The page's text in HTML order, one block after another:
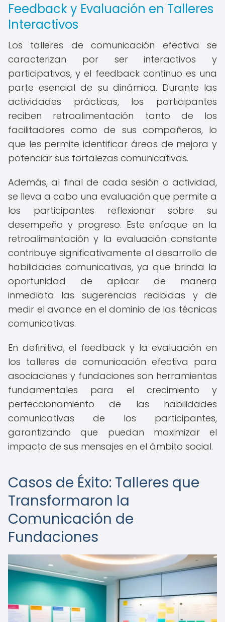
Feedback y Evaluación en Talleres
Interactivos
Los talleres de comunicación efectiva se
caracterizan por ser interactivos y
participativos, y el feedback continuo es una
parte esencial de su dinámica. Durante las
actividades prácticas, los participantes
reciben retroalimentación tanto de los
facilitadores como de sus compañeros, lo
que les permite identificar áreas de mejora y
potenciar sus fortalezas comunicativas.
Además, al final de cada sesión o actividad,
se lleva a cabo una evaluación que permite a
los participantes reflexionar sobre su
desempeño y progreso. Este enfoque en la
retroalimentación y la evaluación constante
contribuye significativamente al desarrollo de
habilidades comunicativas, ya que brinda la
oportunidad de aplicar de manera
inmediata las sugerencias recibidas y de
medir el avance en el dominio de las técnicas
comunicativas.
En definitiva, el feedback y la evaluación en
los talleres de comunicación efectiva para
asociaciones y fundaciones son herramientas
fundamentales para el crecimiento y
perfeccionamiento de las habilidades
comunicativas de los participantes,
garantizando que puedan maximizar el
impacto de sus mensajes en el ámbito social.
Casos de Éxito: Talleres que
Transformaron la
Comunicación de
Fundaciones